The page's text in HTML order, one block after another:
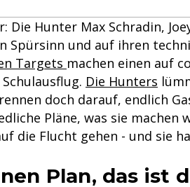
Die Hunter Max Schradin,
und auf ihren
Targets machen einen auf
Die Hunters
doch darauf, endlich
Pläne, was sie machen
die Flucht gehen - und sie
Plan, das ist